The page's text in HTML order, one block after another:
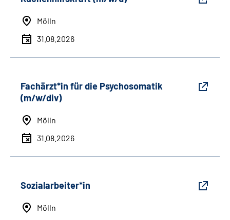
Mölln
31.08.2026
Fachärzt*in für die Psychosomatik
(m/w/div)
Mölln
31.08.2026
Sozialarbeiter*in
Mölln